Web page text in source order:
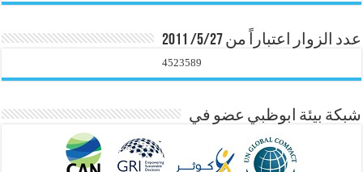
عدد الزوار اعتباراً من 5/27/ 2011
4523589
شبكة بيئة ابوظبي عضو في